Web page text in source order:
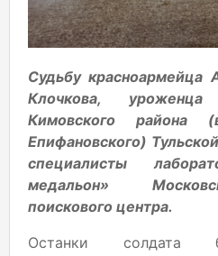
Судьбу красноармейца
Клочкова,
Кимовского
Епифановского)
специалисты
медальон»
поискового центра.
Останки солдата